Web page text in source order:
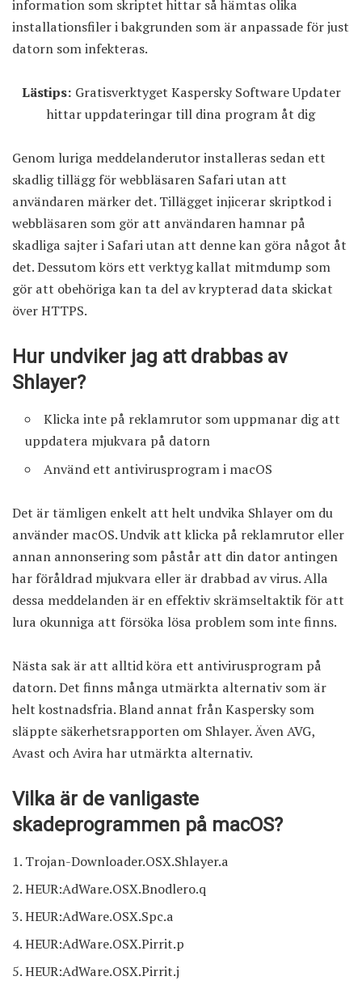
information som skriptet hittar så hämtas olika
installationsfiler i bakgrunden som är anpassade för just
datorn som infekteras.
Lästips: Gratisverktyget Kaspersky Software Updater
hittar uppdateringar till dina program åt dig
Genom luriga meddelanderutor installeras sedan ett
skadlig tillägg för webbläsaren Safari utan att
användaren märker det. Tillägget injicerar skriptkod i
webbläsaren som gör att användaren hamnar på
skadliga sajter i Safari utan att denne kan göra något åt
det. Dessutom körs ett verktyg kallat mitmdump som
gör att obehöriga kan ta del av krypterad data skickat
över HTTPS.
Hur undviker jag att drabbas av
Shlayer?
Klicka inte på reklamrutor som uppmanar dig att
uppdatera mjukvara på datorn
Använd ett antivirusprogram i macOS
Det är tämligen enkelt att helt undvika Shlayer om du
använder macOS. Undvik att klicka på reklamrutor eller
annan annonsering som påstår att din dator antingen
har föråldrad mjukvara eller är drabbad av virus. Alla
dessa meddelanden är en effektiv skrämseltaktik för att
lura okunniga att försöka lösa problem som inte finns.
Nästa sak är att alltid köra ett antivirusprogram på
datorn. Det finns många utmärkta alternativ som är
helt kostnadsfria. Bland annat från Kaspersky som
släppte säkerhetsrapporten om Shlayer. Även AVG,
Avast och Avira har utmärkta alternativ.
Vilka är de vanligaste
skadeprogrammen på macOS?
Trojan-Downloader.OSX.Shlayer.a
HEUR:AdWare.OSX.Bnodlero.q
HEUR:AdWare.OSX.Spc.a
HEUR:AdWare.OSX.Pirrit.p
HEUR:AdWare.OSX.Pirrit.j